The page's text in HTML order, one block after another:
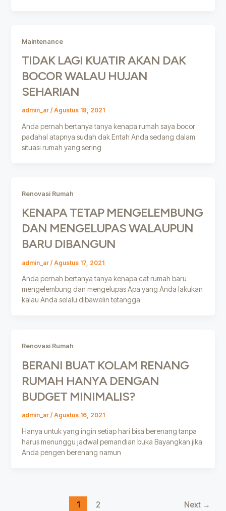
Maintenance
TIDAK LAGI KUATIR AKAN DAK
BOCOR WALAU HUJAN
SEHARIAN
admin_ar / Agustus 18, 2021
Anda pernah bertanya tanya kenapa rumah saya bocor
padahal atapnya sudah dak Entah Anda sedang dalam
situasi rumah yang sering
Renovasi Rumah
KENAPA TETAP MENGELEMBUNG
DAN MENGELUPAS WALAUPUN
BARU DIBANGUN
admin_ar / Agustus 17, 2021
Anda pernah bertanya tanya kenapa cat rumah baru
mengelembung dan mengelupas Apa yang Anda lakukan
kalau Anda selalu dibawelin tetangga
Renovasi Rumah
BERANI BUAT KOLAM RENANG
RUMAH HANYA DENGAN
BUDGET MINIMALIS?
admin_ar / Agustus 16, 2021
Hanya untuk yang ingin setiap hari bisa berenang tanpa
harus menunggu jadwal pemandian buka Bayangkan jika
Anda pengen berenang namun
1 2 Next →